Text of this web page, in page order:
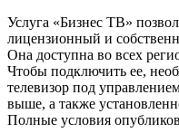
Услуга «Бизнес ТВ»
лицензионный и
Она доступна во всех
Чтобы подключить ее,
телевизор под
выше, а также
Полные условия